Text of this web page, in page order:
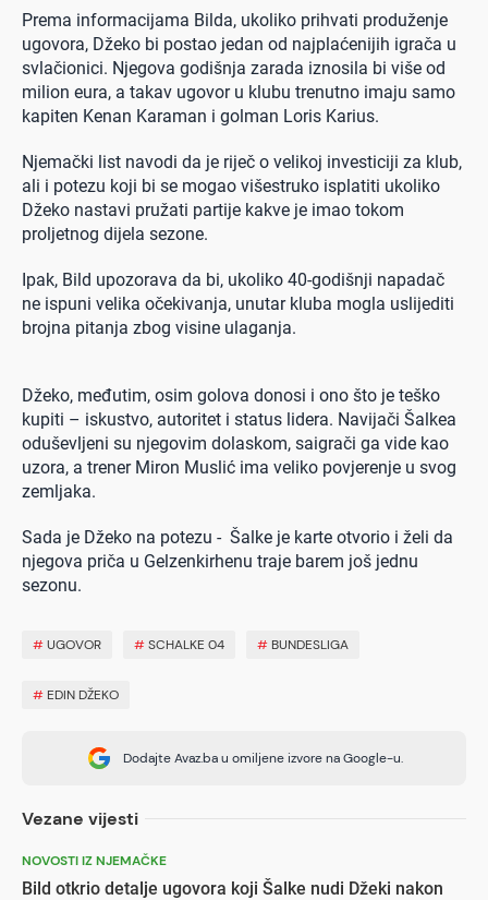
Prema informacijama Bilda, ukoliko prihvati produženje
ugovora, Džeko bi postao jedan od najplaćenijih igrača u
svlačionici. Njegova godišnja zarada iznosila bi više od
milion eura, a takav ugovor u klubu trenutno imaju samo
kapiten Kenan Karaman i golman Loris Karius.
Njemački list navodi da je riječ o velikoj investiciji za klub,
ali i potezu koji bi se mogao višestruko isplatiti ukoliko
Džeko nastavi pružati partije kakve je imao tokom
proljetnog dijela sezone.
Ipak, Bild upozorava da bi, ukoliko 40-godišnji napadač
ne ispuni velika očekivanja, unutar kluba mogla uslijediti
brojna pitanja zbog visine ulaganja.
Džeko, međutim, osim golova donosi i ono što je teško
kupiti – iskustvo, autoritet i status lidera. Navijači Šalkea
oduševljeni su njegovim dolaskom, saigrači ga vide kao
uzora, a trener Miron Muslić ima veliko povjerenje u svog
zemljaka.
Sada je Džeko na potezu - Šalke je karte otvorio i želi da
njegova priča u Gelzenkirhenu traje barem još jednu
sezonu.
#UGOVOR #SCHALKE 04 # BUNDESLIGA
# EDIN DŽEKO
Dodajte Avaz.ba u omiljene izvore na Google-u.
Vezane vijesti
NOVOSTI IZ NJEMAČKE
Bild otkrio detalje ugovora koji Šalke nudi Džeki nakon